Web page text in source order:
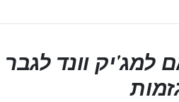
למג'יק וונד לגבר